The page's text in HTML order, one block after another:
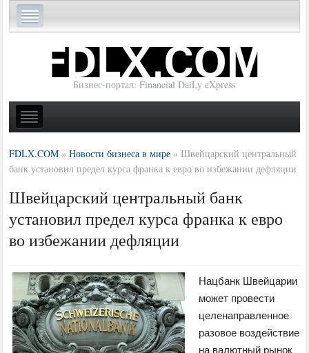
Бизнес-портал: Financial DaiLy eXpress
FDLX.COM »Новости бизнеса в мире »Швейцарский центральный
банк установил предел курса франка к евро во избежании дефляции
Швейцарский центральный банк
установил предел курса франка к евро
во избежании дефляции
Нацбанк Швейцарии
может провести
целенаправленное
разовое воздействие
на валютный рынок